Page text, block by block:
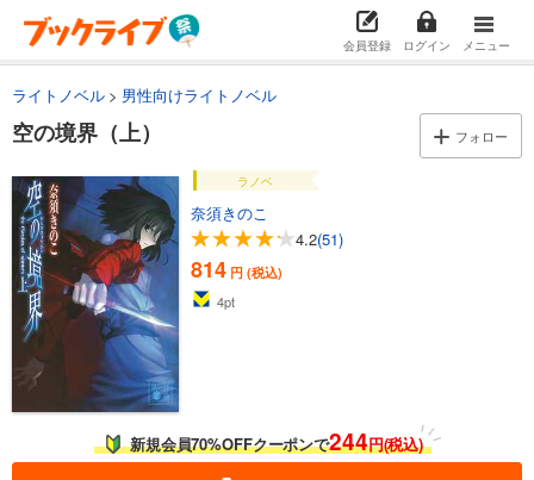
会員登録 ログイン メニュー
ライトノベル 男性向けライトノベル
空の境界（上） フォロー
ラノベ
奈須きのこ
4.2(51)
814 円 (税込)
4pt
新規会員70%OFFクーポンで244円(税込)